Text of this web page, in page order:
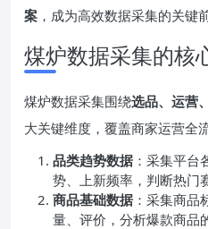
案 ，成为高效数据采集的关键前
煤炉数据采集的核
煤炉数据采集围绕选品、运营
大关键维度，覆盖商家运营全
品类趋势数据 ：采集平台
势、上新频率，判断热门
商品基础数据 ：采集商品
量、评价，分析爆款商品